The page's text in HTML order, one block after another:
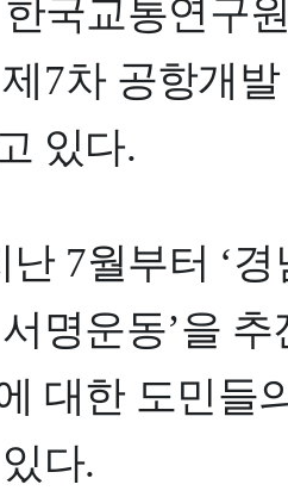
한국교통연구
7차 공항개
있다.
난 7월부터 ‘경
명운동’을 추
대한 도민들
다.